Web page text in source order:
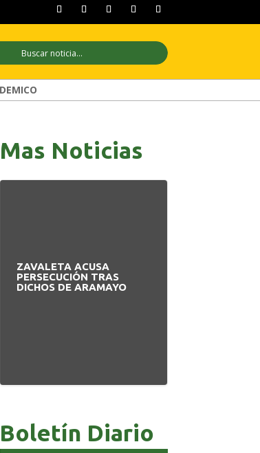
11 ago +29°C
Mas Noticias
ZAVALETA ACUSA
PERSECUCIÓN TRAS
DICHOS DE ARAMAYO
Boletín Diario